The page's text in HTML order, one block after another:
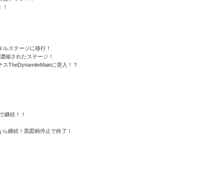
ステージに移行！
縮されたステージ！
TheDynamiteMainに突入！？
継続！！
継続！黒図柄停止で終了！